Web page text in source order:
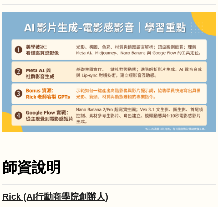
師資說明
Rick (AI行動商學院創辦人)